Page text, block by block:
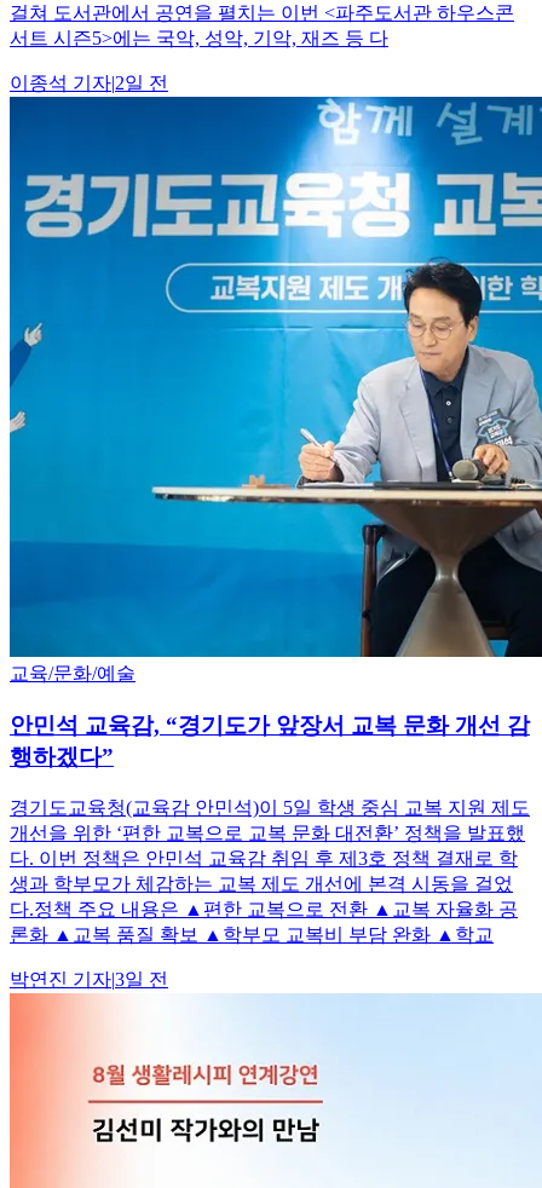
걸쳐 도서관에서 공연을 펼치는 이번 <파주도서관 하우스콘
서트 시즌5>에는 국악, 성악, 기악, 재즈 등 다
이종석 기자|2일 전
교육/문화/예술
안민석 교육감, “경기도가 앞장서 교복 문화 개선 감
행하겠다”
경기도교육청(교육감 안민석)이 5일 학생 중심 교복 지원 제도
개선을 위한 ‘편한 교복으로 교복 문화 대전환’ 정책을 발표했
다. 이번 정책은 안민석 교육감 취임 후 제3호 정책 결재로 학
생과 학부모가 체감하는 교복 제도 개선에 본격 시동을 걸었
다.정책 주요 내용은 ▲편한 교복으로 전환 ▲교복 자율화 공
론화 ▲교복 품질 확보 ▲학부모 교복비 부담 완화 ▲학교
박연진 기자|3일 전